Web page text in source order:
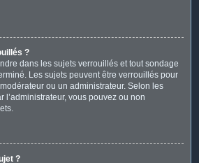
?
dans les sujets verrouillés et tout sondage
Les sujets peuvent être verrouillés pour
ou un administrateur. Selon les
l’administrateur, vous pouvez ou non
?